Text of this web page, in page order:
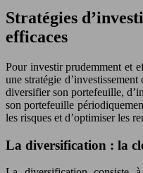
Stratégies
efficaces
Pour investir prudemment et
une stratégie
diversifier son portefeuille,
son portefeuille
les risques et d’optimiser les
La diversification : la